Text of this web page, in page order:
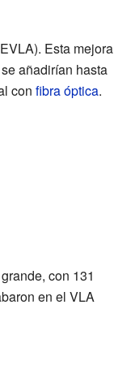
Esta mejora
añadirían hasta
con fibra óptica.
con 131
en el VLA